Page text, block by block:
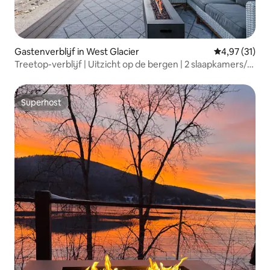
Gastenverblijf in West Glacier Gemiddelde
4,97 (31)
Treetop-verblijf | Uitzicht op de bergen | 2 slaapkamers/2
Superhost
Superhost